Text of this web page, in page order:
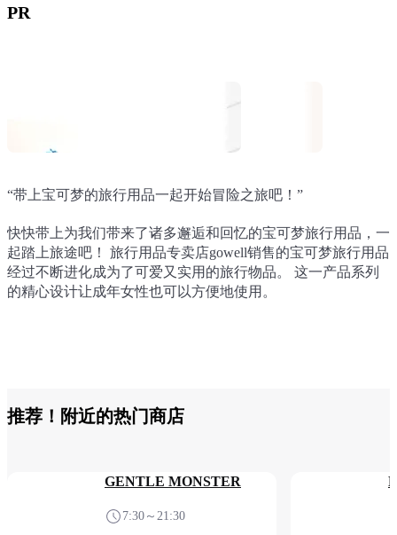
PR
“带上宝可梦的旅行用品一起开始冒险之旅吧！”
快快带上为我们带来了诸多邂逅和回忆的宝可梦旅行用品，一
起踏上旅途吧！ 旅行用品专卖店gowell销售的宝可梦旅行用品
经过不断进化成为了可爱又实用的旅行物品。 这一产品系列
的精心设计让成年女性也可以方便地使用。
可以变成宝可梦精灵球或皮卡丘的三用颈枕
皮卡丘可以变成精灵球型的靠垫或是变成颈枕的三用颈枕。
颗粒填充靠垫的触感舒适，有助于睡眠。 可以打开拉链移动
里面的颗粒填充，享受三种用法。
宝可梦 Q弹眼罩｜皮卡丘
皮卡丘设计的眼罩。 柔软Q弹的触感非常舒服。 眼罩带采用
宽幅魔术贴设计，穿脱不会弄乱发型。
宝可梦 可以装入小袋中的随身包｜45L 卡比兽
卡比兽设计的随身包。 折叠后可以放入附带的小袋中。 可以
挂在行李箱的拉杆上，方便携带额外增加的行李出行。 还带
有可拆卸式肩带，也很适合住1晚的短途旅行或是在行李较多
的日常使用。
gowell 箱包&衣服固定带
兼具超人气箱包固定带与衣物固定带功能的便捷产品！ 皮筋
的长度比以往的型号更长，也适合用来固定大件行李。更新了
设计，变得更加时尚。 非常适合旅行或出差行李增多时或携
带手提包时使用。 利用宽带子和强力皮筋能够牢牢地固定在
BEAMS DESIGN 前开盖行李箱｜可带入机舱内
具有让旅行更加舒适的功能性 配色和设计便于日常使用或商
务出行。 快快带上这款独具匠心的行李箱，踏上“心情愈加美
好的旅途”吧！
推荐！附近的热门商店
GENTLE MONSTER
7:30～21:30